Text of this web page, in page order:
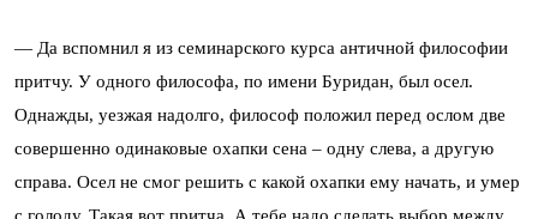
— Да вспомнил я из семинарского курса античной философии
притчу. У одного философа, по имени Буридан, был осел.
Однажды, уезжая надолго, философ положил перед ослом две
совершенно одинаковые охапки сена – одну слева, а другую
справа. Осел не смог решить с какой охапки ему начать, и умер